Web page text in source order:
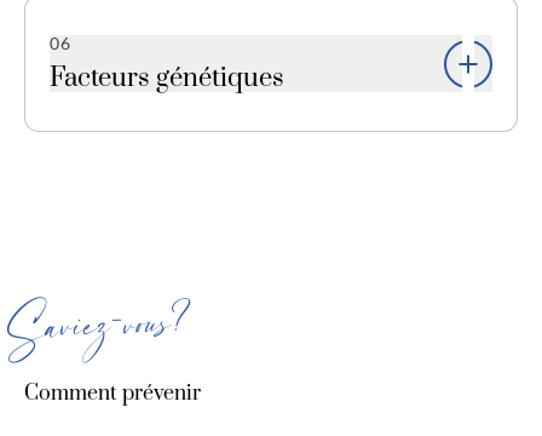
visibles.
06
Facteurs génétiques
Saviez-vous?
Comment prévenir